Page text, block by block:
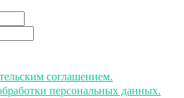
соглашением.
персональных данных.